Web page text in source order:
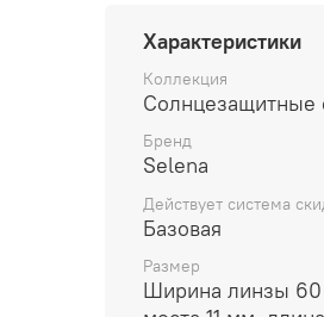
Характеристики
Коллекция
Солнцезащитные
Бренд
Selena
Действует система
Базовая
Размер
Ширина линзы